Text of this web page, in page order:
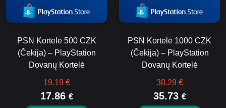
PSN Kortelė 500 CZK
(Čekija) – PlayStation
Dovanų Kortelė
19.19 €
17.86 €
PSN Kortelė 1000 CZK
(Čekija) – PlayStation
Dovanų Kortelė
38.29 €
35.73 €